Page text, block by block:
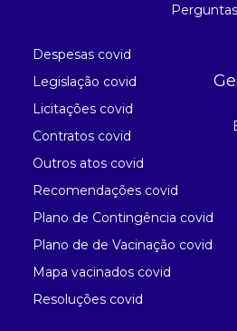
Despesas covid
Legislação covid
Licitações covid
Contratos covid
Outros atos covid
Recomendações covid
Plano de Contingência covid
Plano de de Vacinação covid
Mapa vacinados covid
Resoluções covid